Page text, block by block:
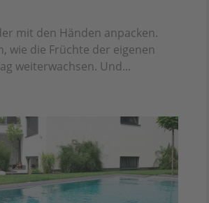
mit den Händen anpacken.
wie die Früchte der eigenen
weiterwachsen. Und...